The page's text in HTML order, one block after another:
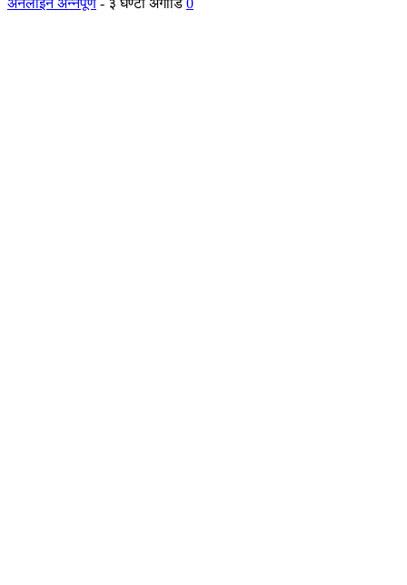
अनलाइन अन्नपूर्ण - ३ घण्टा अगाडि 0